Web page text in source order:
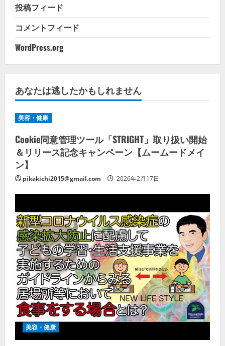
投稿フィード
コメントフィード
WordPress.org
あなたは逃したかもしれません
美容・健康
Cookie同意管理ツール「STRIGHT」取り扱い開始
＆リリース記念キャンペーン【ムームードメイ
ン】
pikakichi2015@gmail.com 2026年2月17日
美容・健康